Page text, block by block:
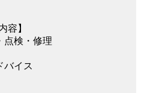
容】
点検・修理
バイス